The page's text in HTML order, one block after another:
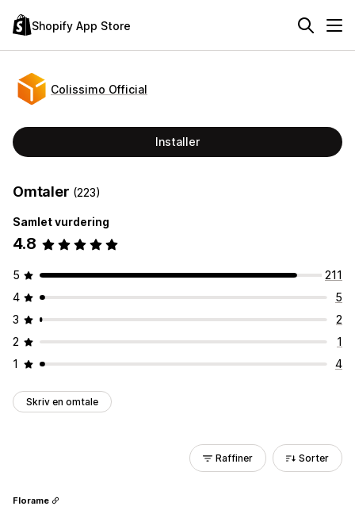
Shopify App Store
Colissimo Official
Installer
Omtaler (223)
Samlet vurdering
4.8
5
211
4
5
3
2
2
1
1
4
Skriv en omtale
Raffiner Sorter
Florame